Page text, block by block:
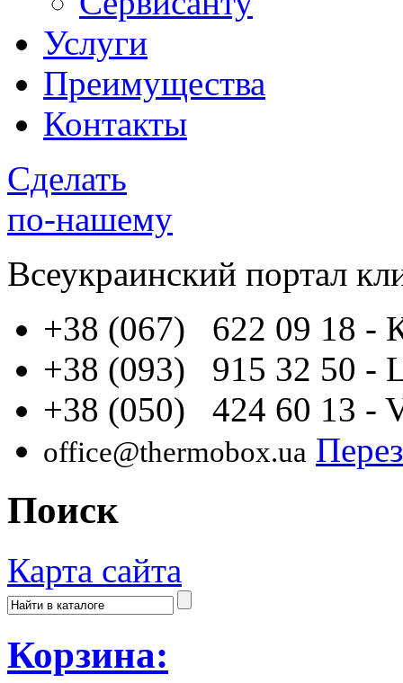
Услуги
Преимущества
Контакты
Сделать
по-нашему
Всеукраинский портал
+38 (067) 622 09 18 -
+38 (093) 915 32 50 -
+38 (050) 424 60 13 -
office@thermobox.ua
Поиск
Карта сайта
Корзина: